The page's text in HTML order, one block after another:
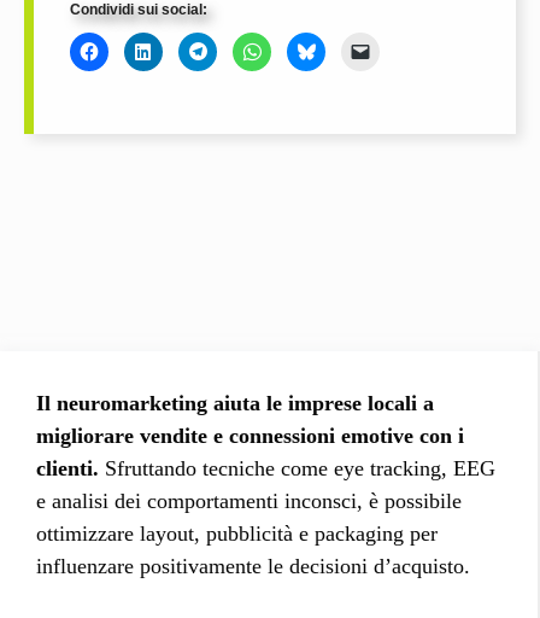
Condividi sui social:
Il neuromarketing aiuta le imprese locali a
migliorare vendite e connessioni emotive con i
clienti. Sfruttando tecniche come eye tracking, EEG
e analisi dei comportamenti inconsci, è possibile
ottimizzare layout, pubblicità e packaging per
influenzare positivamente le decisioni d’acquisto.